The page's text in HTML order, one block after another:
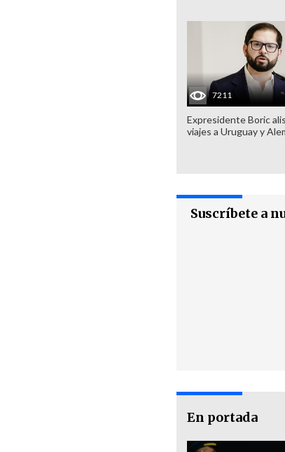
7211
Expresidente Boric
viajes a Uruguay y
Suscríbete a
En portada